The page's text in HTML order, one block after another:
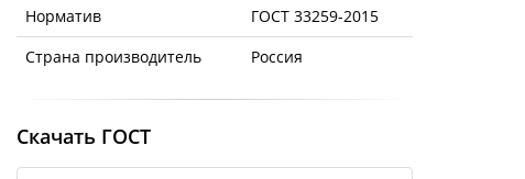
Норматив
ГОСТ 33259-2015
Страна производитель
Россия
Скачать ГОСТ